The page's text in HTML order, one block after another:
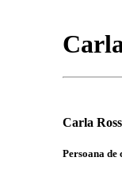
Carla
Persoana de